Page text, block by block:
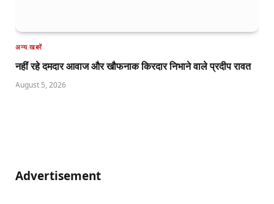
अन्य खबरें
नहीं रहे दमदार आवाज और खौफनाक किरदार निभाने वाले प्रदीप रावत
August 5, 2026
Advertisement